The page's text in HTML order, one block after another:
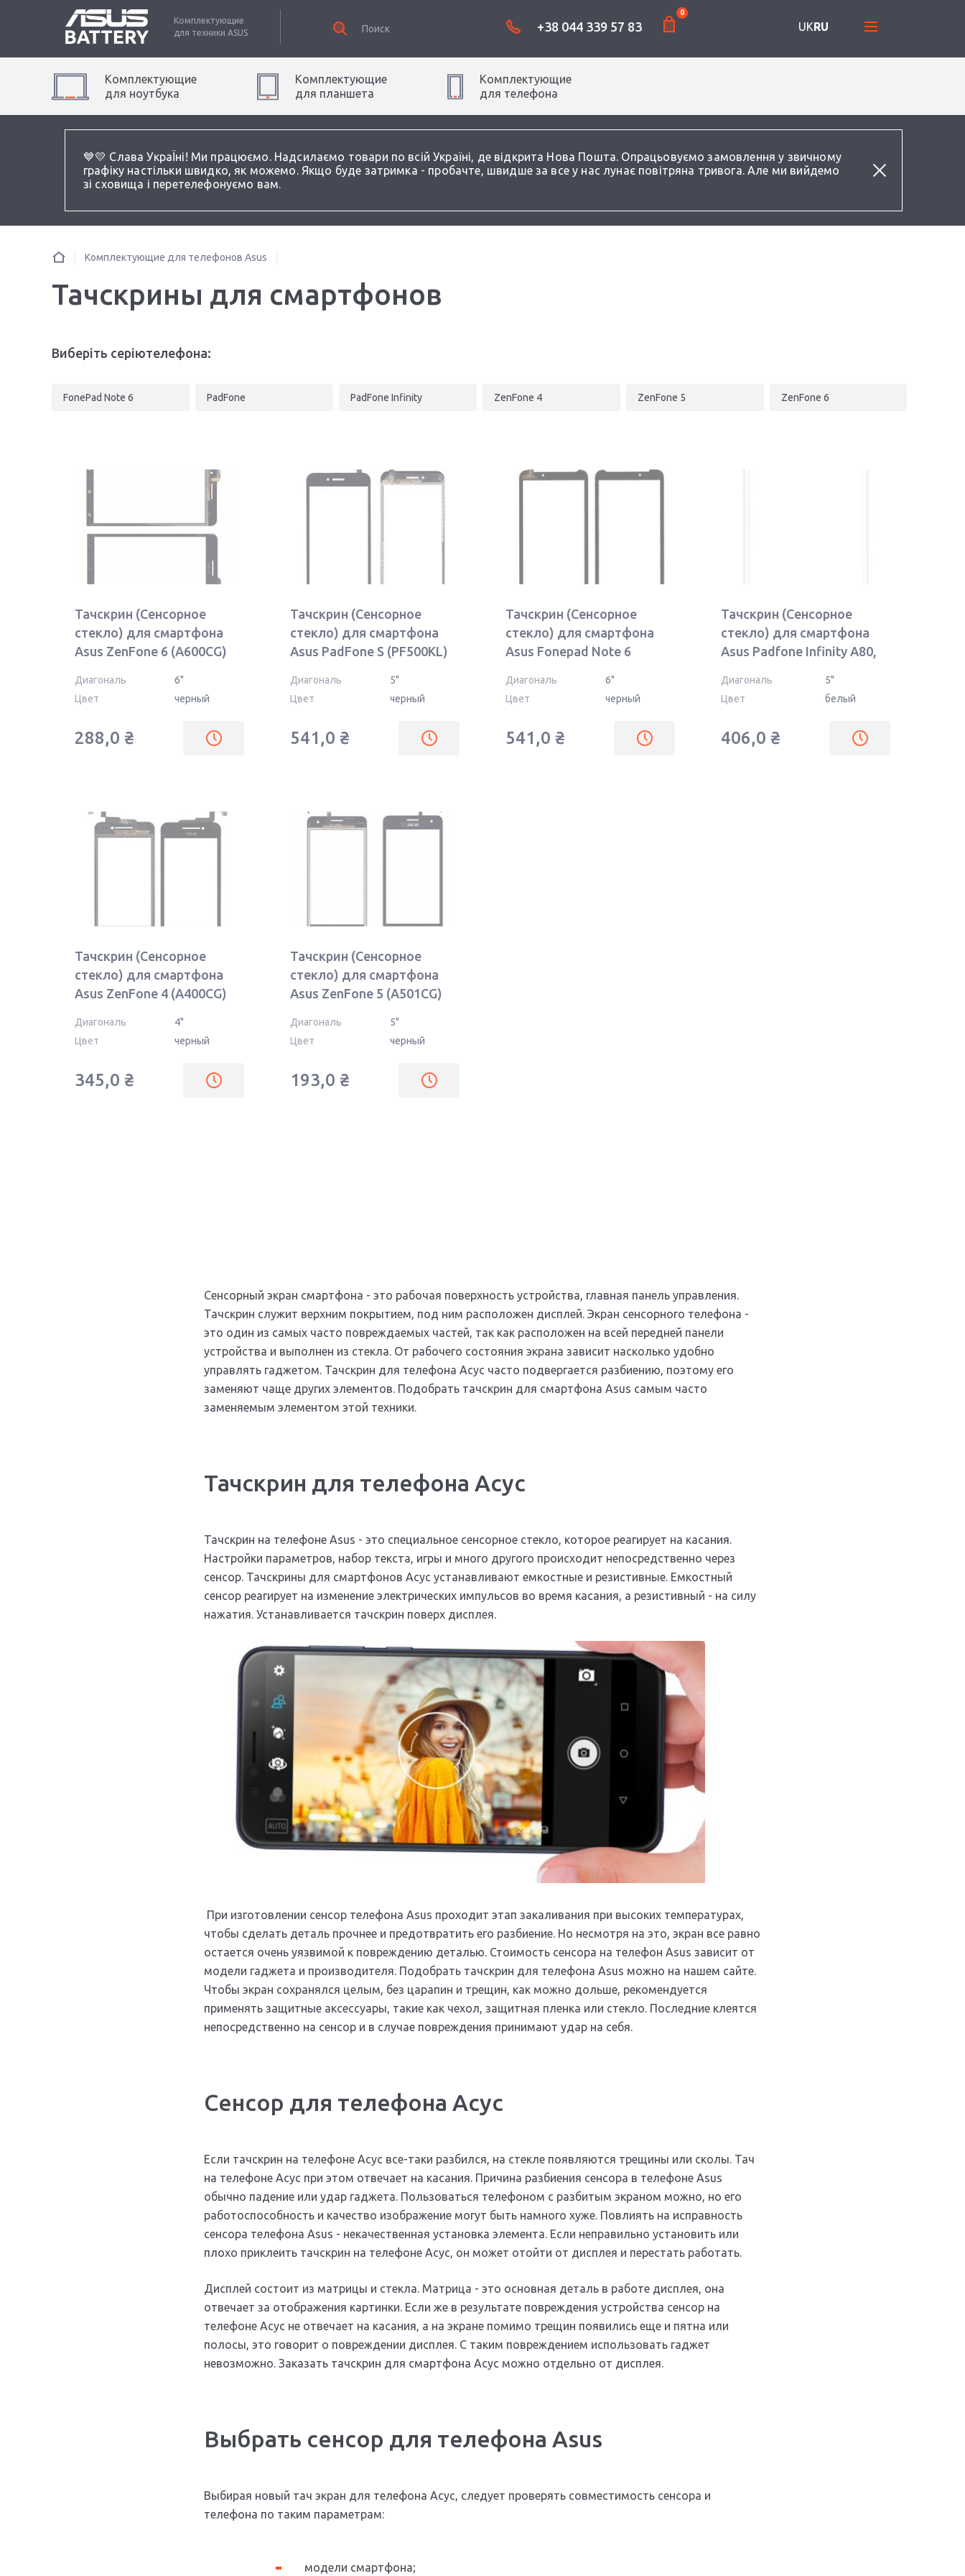
💙💛 Слава УкраЇні! Ми працюємо. Надсилаємо товари по всій Україні, де відкрита Нова Пошта. Опрацьовуємо замовлення у звичному
графіку настільки швидко, як можемо. Якщо буде затримка - пробачте, швидше за все у нас лунає повітряна тривога. Але ми вийдемо
зі сховища і перетелефонуємо вам.
Комплектующие
для техники ASUS +38 044 339 57 83
0
UKRU
Комплектующие
для ноутбука
Комплектующие
для планшета
Комплектующие
для телефона
Комплектующие для телефонов Asus
Тачскрины для смартфонов
Виберіть серіютелефона:
FonePad Note 6 PadFone PadFone Infinity ZenFone 4 ZenFone 5 ZenFone 6
Тачскрин (Сенсорное
стекло) для смартфона
Asus ZenFone 6 (A600CG)
Диагональ
6"
Цвет
черный
288,0 ₴
Тачскрин (Сенсорное
стекло) для смартфона
Asus PadFone S (PF500KL)
Диагональ
5"
Цвет
черный
541,0 ₴
Тачскрин (Сенсорное
стекло) для смартфона
Asus Fonepad Note 6
Диагональ
6"
Цвет
черный
541,0 ₴
Тачскрин (Сенсорное
стекло) для смартфона
Asus Padfone Infinity A80,
Диагональ
5"
Цвет
белый
406,0 ₴
Тачскрин (Сенсорное
стекло) для смартфона
Asus ZenFone 4 (A400CG)
Диагональ
4"
Цвет
черный
345,0 ₴
Тачскрин (Сенсорное
стекло) для смартфона
Asus ZenFone 5 (A501CG)
Диагональ
5"
Цвет
черный
193,0 ₴
Сенсорный экран смартфона - это рабочая поверхность устройства, главная панель управления.
Тачскрин служит верхним покрытием, под ним расположен дисплей. Экран сенсорного телефона -
это один из самых часто повреждаемых частей, так как расположен на всей передней панели
устройства и выполнен из стекла. От рабочего состояния экрана зависит насколько удобно
управлять гаджетом. Тачскрин для телефона Асус часто подвергается разбиению, поэтому его
заменяют чаще других элементов. Подобрать тачскрин для смартфона Asus самым часто
заменяемым элементом этой техники.
Тачскрин для телефона Асус
Тачскрин на телефоне Asus - это специальное сенсорное стекло, которое реагирует на касания.
Настройки параметров, набор текста, игры и много другого происходит непосредственно через
сенсор. Тачскрины для смартфонов Асус устанавливают емкостные и резистивные. Емкостный
сенсор реагирует на изменение электрических импульсов во время касания, а резистивный - на силу
нажатия. Устанавливается тачскрин поверх дисплея.
При изготовлении сенсор телефона Asus проходит этап закаливания при высоких температурах,
чтобы сделать деталь прочнее и предотвратить его разбиение. Но несмотря на это, экран все равно
остается очень уязвимой к повреждению деталью. Стоимость сенсора на телефон Asus зависит от
модели гаджета и производителя. Подобрать тачскрин для телефона Asus можно на нашем сайте.
Чтобы экран сохранялся целым, без царапин и трещин, как можно дольше, рекомендуется
применять защитные аксессуары, такие как чехол, защитная пленка или стекло. Последние клеятся
непосредственно на сенсор и в случае повреждения принимают удар на себя.
Сенсор для телефона Асус
Если тачскрин на телефоне Асус все-таки разбился, на стекле появляются трещины или сколы. Тач
на телефоне Асус при этом отвечает на касания. Причина разбиения сенсора в телефоне Asus
обычно падение или удар гаджета. Пользоваться телефоном с разбитым экраном можно, но его
работоспособность и качество изображение могут быть намного хуже. Повлиять на исправность
сенсора телефона Asus - некачественная установка элемента. Если неправильно установить или
плохо приклеить тачскрин на телефоне Асус, он может отойти от дисплея и перестать работать.
Дисплей состоит из матрицы и стекла. Матрица - это основная деталь в работе дисплея, она
отвечает за отображения картинки. Если же в результате повреждения устройства сенсор на
телефоне Асус не отвечает на касания, а на экране помимо трещин появились еще и пятна или
полосы, это говорит о повреждении дисплея. С таким повреждением использовать гаджет
невозможно. Заказать тачскрин для смартфона Асус можно отдельно от дисплея.
Выбрать сенсор для телефона Asus
Выбирая новый тач экран для телефона Асус, следует проверять совместимость сенсора и
телефона по таким параметрам:
модели смартфона;